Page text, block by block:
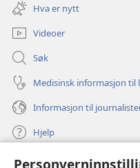
nytt
vindu)
Hva er nytt
Videoer
Søk
Medisinsk informasjon til
Informasjon til
Hjelp